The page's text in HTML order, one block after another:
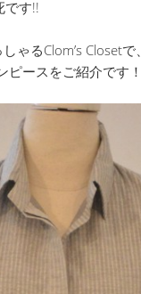
です!!
ゃるClom’s Closetで、
ピースをご紹介です！